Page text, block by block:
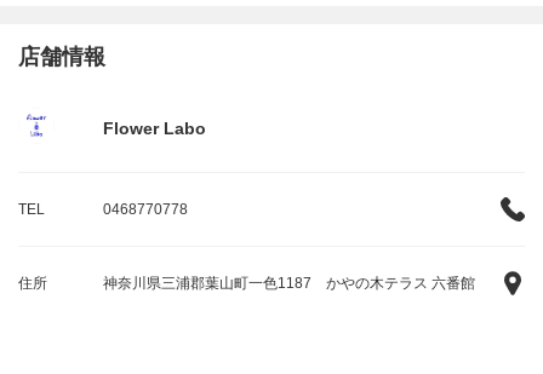
店舗情報
Flower Labo
TEL 0468770778
住所 神奈川県三浦郡葉山町一色1187 かやの木テラス 六番館